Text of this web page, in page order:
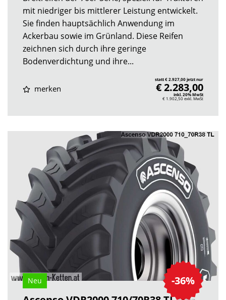
mit niedriger bis mittlerer Leistung entwickelt.
Sie finden hauptsächlich Anwendung im
Ackerbau sowie im Grünland. Diese Reifen
zeichnen sich durch ihre geringe
Bodenverdichtung und ihre...
merken
statt € 2.927,00 jetzt nur
€ 2.283,00
inkl. 20% MwSt
€ 1.902,50exkl. MwSt
-36%
Neu